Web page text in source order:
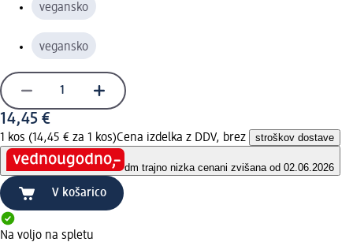
vegansko
vegansko
14,45 €
1 kos (14,45 € za 1 kos)Cena izdelka z DDV, brez stroškov dostave
dm trajno nizka cenani zvišana od 02.06.2026
V košarico
Na voljo na spletu